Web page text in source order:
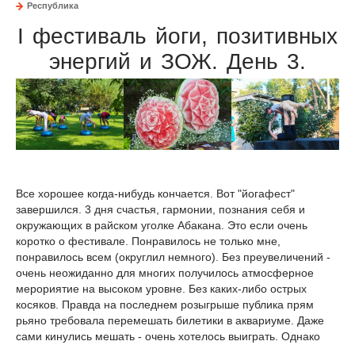
Республика
I фестиваль йоги, позитивных
энергий и ЗОЖ. День 3.
Все хорошее когда-нибудь кончается. Вот "йогафест"
завершился. 3 дня счастья, гармонии, познания себя и
окружающих в райском уголке Абакана. Это если очень
коротко о фестивале. Понравилось не только мне,
понравилось всем (округлил немного). Без преувеличений -
очень неожиданно для многих получилось атмосферное
мерориятие на высоком уровне. Без каких-либо острых
косяков. Правда на последнем розыгрыше публика прям
рьяно требовала перемешать билетики в аквариуме. Даже
сами кинулись мешать - очень хотелось выиграть. Однако